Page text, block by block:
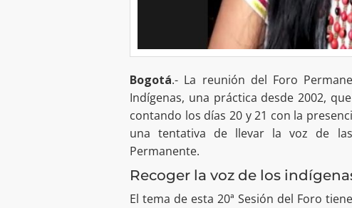
Bogotá.- La reunión del Foro
Indígenas, una práctica desde 2002,
contando los días 20 y 21 con la
una tentativa de llevar la voz de
Permanente.
Recoger la voz de los
El tema de esta 20ª Sesión del Foro